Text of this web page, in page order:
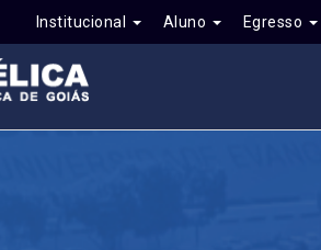
Institucional Aluno Egresso